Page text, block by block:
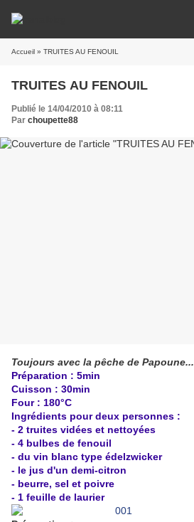
Accueil » TRUITES AU FENOUIL
TRUITES AU FENOUIL
Publié le 14/04/2010 à 08:11
Par choupette88
Toujours avec la pêche de Papoune...
Préparation : 5min
Cuisson : 30min
Four : 180°C
Ingrédients pour deux personnes :
- 2 truites vidées et nettoyées
- 4 bulbes de fenouil
- du vin blanc type édelzwicker
- le jus d'un demi-citron
- beurre, sel et poivre
- 1 feuille de laurier